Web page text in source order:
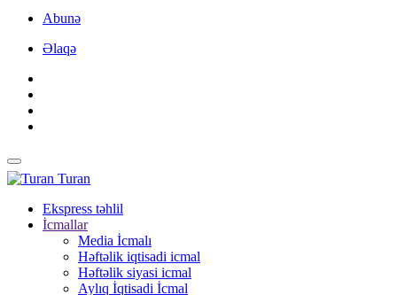
Abunə
Əlaqə
Turan
Ekspress təhlil
İcmallar
Media İcmalı
Həftəlik iqtisadi icmal
Həftəlik siyasi icmal
Aylıq İqtisadi İcmal